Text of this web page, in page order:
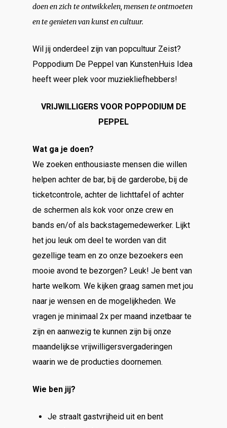
doen en zich te ontwikkelen, mensen te ontmoeten
en te genieten van kunst en cultuur.
Wil jij onderdeel zijn van popcultuur Zeist?
Poppodium De Peppel van KunstenHuis Idea
heeft weer plek voor muziekliefhebbers!
VRIJWILLIGERS VOOR POPPODIUM DE
PEPPEL
Wat ga je doen?
We zoeken enthousiaste mensen die willen
helpen achter de bar, bij de garderobe, bij de
ticketcontrole, achter de lichttafel of achter
de schermen als kok voor onze crew en
bands en/of als backstagemedewerker. Lijkt
het jou leuk om deel te worden van dit
gezellige team en zo onze bezoekers een
mooie avond te bezorgen? Leuk! Je bent van
harte welkom. We kijken graag samen met jou
naar je wensen en de mogelijkheden. We
vragen je minimaal 2x per maand inzetbaar te
zijn en aanwezig te kunnen zijn bij onze
maandelijkse vrijwilligersvergaderingen
waarin we de producties doornemen.
Wie ben jij?
Je straalt gastvrijheid uit en bent